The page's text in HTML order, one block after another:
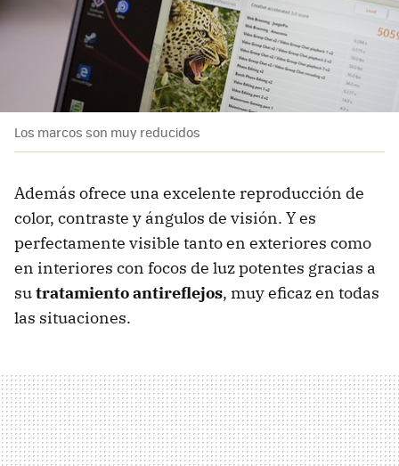
Los marcos son muy reducidos
Además ofrece una excelente reproducción de
color, contraste y ángulos de visión. Y es
perfectamente visible tanto en exteriores como
en interiores con focos de luz potentes gracias a
sutratamiento antireflejos, muy eficaz en todas
las situaciones.